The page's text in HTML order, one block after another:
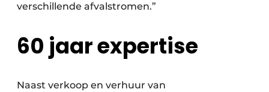
verschillende afvalstromen.”
60 jaar expertise
Naast verkoop en verhuur van